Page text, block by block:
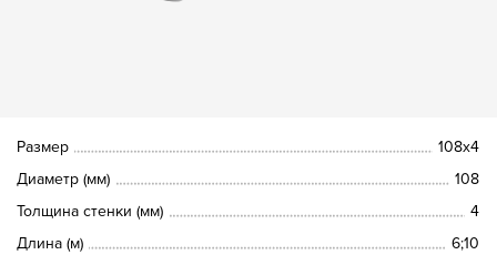
Размер
108х4
Диаметр (мм)
108
Толщина стенки (мм)
4
Длина (м)
6;10